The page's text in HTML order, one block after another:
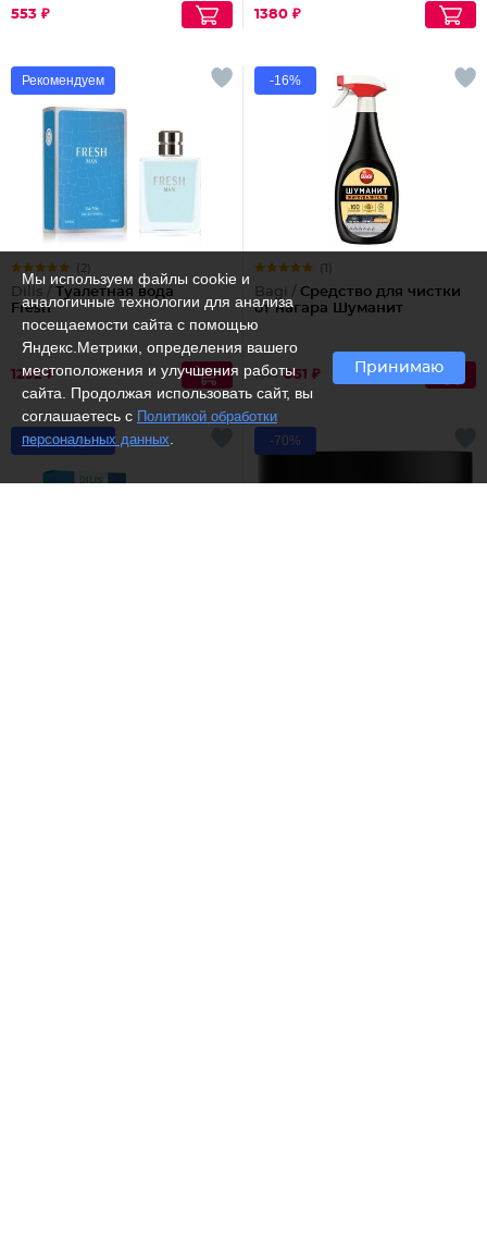
553 ₽ 1380 ₽
Рекомендуем
(2)
Dilis / Туалетная вода
Fresh
1292 ₽
-16%
(1)
Bagi / Средство для чистки
от нагара Шуманит
1014 851 ₽
Рекомендуем -70%
Мы используем файлы cookie и
аналогичные технологии для анализа
посещаемости сайта с помощью
Яндекс.Метрики, определения вашего
местоположения и улучшения работы
сайта. Продолжая использовать сайт, вы
соглашаетесь с Политикой обработки
персональных данных
Принимаю